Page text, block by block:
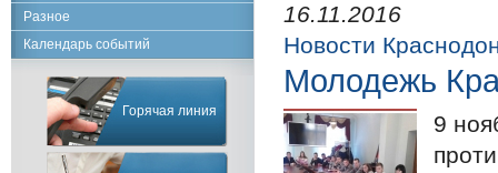
16.11.2016
Новости
Молодежь
9
Разное
Календарь событий
Горячая линия